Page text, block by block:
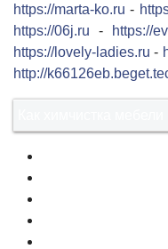
https://marta-ko.ru -
https://06j.ru - https://
https://lovely-ladies.ru -
http://